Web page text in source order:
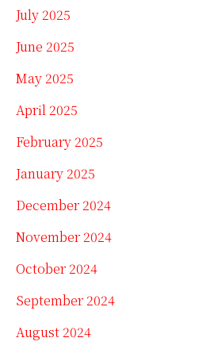
July 2025
June 2025
May 2025
April 2025
February 2025
January 2025
December 2024
November 2024
October 2024
September 2024
August 2024